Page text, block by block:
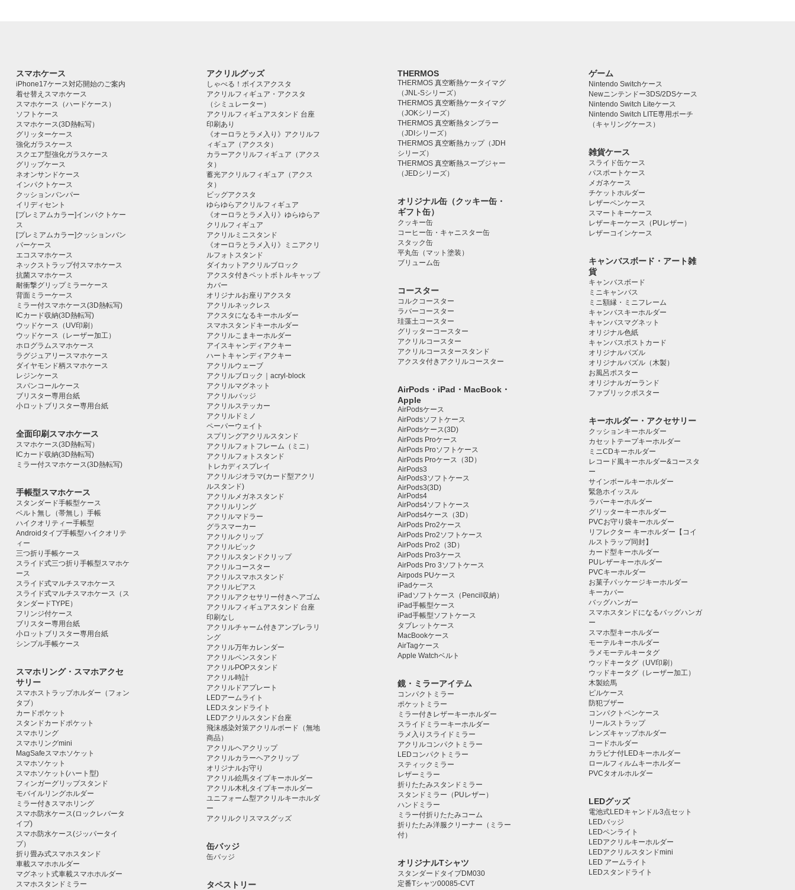
スマホケース
iPhone17ケース対応開始のご案内
着せ替えスマホケース
スマホケース（ハードケース）
ソフトケース
スマホケース(3D熱転写）
グリッターケース
強化ガラスケース
スクエア型強化ガラスケース
グリップケース
ネオンサンドケース
インパクトケース
クッションバンパー
イリディセント
[プレミアムカラー]インパクトケー
ス
[プレミアムカラー]クッションバン
パーケース
エコスマホケース
ネックストラップ付スマホケース
抗菌スマホケース
耐衝撃グリップミラーケース
背面ミラーケース
ミラー付スマホケース(3D熱転写)
ICカード収納(3D熱転写)
ウッドケース（UV印刷）
ウッドケース（レーザー加工）
ホログラムスマホケース
ラグジュアリースマホケース
ダイヤモンド柄スマホケース
レジンケース
スパンコールケース
ブリスター専用台紙
小ロットブリスター専用台紙
全面印刷スマホケース
スマホケース(3D熱転写）
ICカード収納(3D熱転写)
ミラー付スマホケース(3D熱転写)
手帳型スマホケース
スタンダード手帳型ケース
ベルト無し（帯無し）手帳
ハイクオリティー手帳型
Androidタイプ手帳型ハイクオリテ
ィー
三つ折り手帳ケース
スライド式三つ折り手帳型スマホケ
ース
スライド式マルチスマホケース
スライド式マルチスマホケース（ス
タンダードTYPE）
フリンジ付ケース
ブリスター専用台紙
小ロットブリスター専用台紙
シンプル手帳ケース
スマホリング・スマホアクセ
サリー
スマホストラップホルダー（フォン
タブ）
カードポケット
スタンドカードポケット
スマホリング
スマホリングmini
MagSafeスマホソケット
スマホソケット
スマホソケット(ハート型)
フィンガーグリップスタンド
モバイルリングホルダー
ミラー付きスマホリング
スマホ防水ケース(ロックレバータ
イプ)
スマホ防水ケース(ジッパータイ
プ）
折り畳み式スマホスタンド
車載スマホホルダー
マグネット式車載スマホホルダー
スマホスタンドミラー
アクリルグッズ
しゃべる！ボイスアクスタ
アクリルフィギュア・アクスタ
（シミュレーター）
アクリルフィギュアスタンド 台座
印刷あり
《オーロラとラメ入り》アクリルフ
ィギュア（アクスタ）
カラーアクリルフィギュア（アクス
タ）
蓄光アクリルフィギュア（アクス
タ）
ビッグアクスタ
ゆらゆらアクリルフィギュア
《オーロラとラメ入り》ゆらゆらア
クリルフィギュア
アクリルミニスタンド
《オーロラとラメ入り》ミニアクリ
ルフォトスタンド
ダイカットアクリルブロック
アクスタ付きペットボトルキャップ
カバー
オリジナルお座りアクスタ
アクリルネックレス
アクスタになるキーホルダー
スマホスタンドキーホルダー
アクリルこまキーホルダー
アイスキャンディアクキー
ハートキャンディアクキー
アクリルウェーブ
アクリルブロック｜acryl-block
アクリルマグネット
アクリルバッジ
アクリルステッカー
アクリルドミノ
ペーパーウェイト
スプリングアクリルスタンド
アクリルフォトフレーム（ミニ）
アクリルフォトスタンド
トレカディスプレイ
アクリルジオラマ(カード型アクリ
ルスタンド)
アクリルメガネスタンド
アクリルリング
アクリルマドラー
グラスマーカー
アクリルクリップ
アクリルピック
アクリルスタンドクリップ
アクリルコースター
アクリルスマホスタンド
アクリルピアス
アクリルアクセサリー付きヘアゴム
アクリルフィギュアスタンド 台座
印刷なし
アクリルチャーム付きアンブレラリ
ング
アクリル万年カレンダー
アクリルペンスタンド
アクリルPOPスタンド
アクリル時計
アクリルドアプレート
LEDアームライト
LEDスタンドライト
LEDアクリルスタンド台座
飛沫感染対策アクリルボード（無地
商品）
アクリルヘアクリップ
アクリルカラーヘアクリップ
オリジナルお守り
アクリル絵馬タイプキーホルダー
アクリル木札タイプキーホルダー
ユニフォーム型アクリルキーホルダ
ー
アクリルクリスマスグッズ
缶バッジ
缶バッジ
タペストリー
THERMOS
THERMOS 真空断熱ケータイマグ
（JNL-Sシリーズ）
THERMOS 真空断熱ケータイマグ
（JOKシリーズ）
THERMOS 真空断熱タンブラー
（JDIシリーズ）
THERMOS 真空断熱カップ（JDH
シリーズ）
THERMOS 真空断熱スープジャー
（JEDシリーズ）
オリジナル缶（クッキー缶・
ギフト缶）
クッキー缶
コーヒー缶・キャニスター缶
スタック缶
平丸缶（マット塗装）
ブリューム缶
コースター
コルクコースター
ラバーコースター
珪藻土コースター
グリッターコースター
アクリルコースター
アクリルコースタースタンド
アクスタ付きアクリルコースター
AirPods・iPad・MacBook・
Apple
AirPodsケース
AirPodsソフトケース
AirPodsケース(3D)
AirPods Proケース
AirPods Proソフトケース
AirPods Proケース（3D）
AirPods3
AirPods3ソフトケース
AirPods3(3D)
AirPods4
AirPods4ソフトケース
AirPods4ケース（3D）
AirPods Pro2ケース
AirPods Pro2ソフトケース
AirPods Pro2（3D）
AirPods Pro3ケース
AirPods Pro 3ソフトケース
Airpods PUケース
iPadケース
iPadソフトケース（Pencil収納）
iPad手帳型ケース
iPad手帳型ソフトケース
タブレットケース️
MacBookケース
AirTagケース
Apple Watchベルト
鏡・ミラーアイテム
コンパクトミラー
ポケットミラー
ミラー付きレザーキーホルダー
スライドミラーキーホルダー
ラメ入りスライドミラー
アクリルコンパクトミラー
LEDコンパクトミラー
スティックミラー
レザーミラー
折りたたみスタンドミラー
スタンドミラー（PUレザー）
ハンドミラー
ミラー付折りたたみコーム
折りたたみ洋服クリーナー（ミラー
付）
オリジナルTシャツ
スタンダードタイプDM030
定番Tシャツ00085-CVT
ゲーム
Nintendo Switchケース
Newニンテンドー3DS/2DSケース
Nintendo Switch Liteケース
Nintendo Switch LITE専用ポーチ
（キャリングケース）
雑貨ケース
スライド缶ケース
パスポートケース
メガネケース
チケットホルダー
レザーペンケース
スマートキーケース
レザーキーケース（PUレザー）
レザーコインケース
キャンバスボード・アート雑
貨
キャンバスボード
ミニキャンバス
ミニ額縁・ミニフレーム
キャンバスキーホルダー
キャンバスマグネット
オリジナル色紙
キャンバスポストカード
オリジナルパズル
オリジナルパズル（木製）
お風呂ポスター
オリジナルガーランド
ファブリックポスター
キーホルダー・アクセサリー
クッションキーホルダー
カセットテープキーホルダー
ミニCDキーホルダー
レコード風キーホルダー&コースタ
ー
サインボールキーホルダー
緊急ホイッスル
ラバーキーホルダー
グリッターキーホルダー
PVCお守り袋キーホルダー
リフレクター キーホルダー【コイ
ルストラップ同封】
カード型キーホルダー
PUレザーキーホルダー
PVCキーホルダー
お菓子パッケージキーホルダー
キーカバー
バッグハンガー
スマホスタンドになるバッグハンガ
ー
スマホ型キーホルダー
モーテルキーホルダー
ラメモーテルキータグ
ウッドキータグ（UV印刷）
ウッドキータグ（レーザー加工）
木製絵馬
ピルケース
防犯ブザー
コンパクトペンケース
リールストラップ
レンズキャップホルダー
コードホルダー
カラビナ付LEDキーホルダー
ロールフィルムキーホルダー
PVCタオルホルダー
LEDグッズ
電池式LEDキャンドル3点セット
LEDバッジ
LEDペンライト️
LEDアクリルキーホルダー
LEDアクリルスタンドmini
LED アームライト
LEDスタンドライト